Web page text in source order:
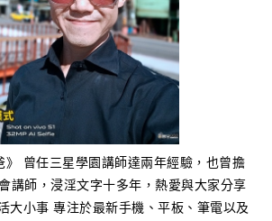
》 曾任三星學園講師達兩年經驗，也曾擔
講師，浸淫文字十多年，熱愛與大家分享
大小事 專注於最新手機、平板、筆電以及